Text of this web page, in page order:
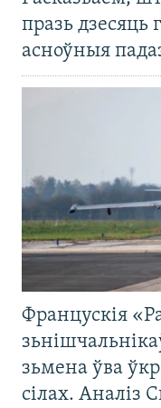
празь дзесяць
асноўныя
Францускія
зьмена ўва
сілах. Аналіз